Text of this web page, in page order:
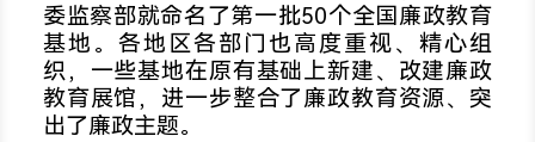
委监察部就命名了第一批50个全国廉政教育
基地。各地区各部门也高度重视、精心组
织，一些基地在原有基础上新建、改建廉政
教育展馆，进一步整合了廉政教育资源、突
出了廉政主题。